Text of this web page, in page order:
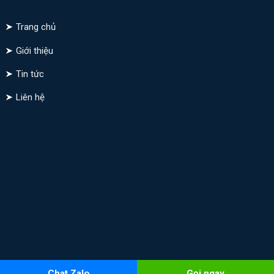
Trang chủ
Giới thiệu
Tin tức
Liên hệ